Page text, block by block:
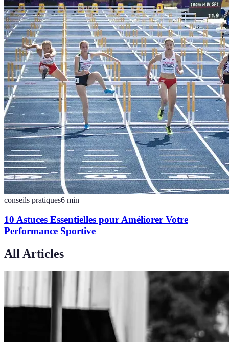
conseils pratiques6 min
10 Astuces Essentielles pour Améliorer Votre
Performance Sportive
All Articles